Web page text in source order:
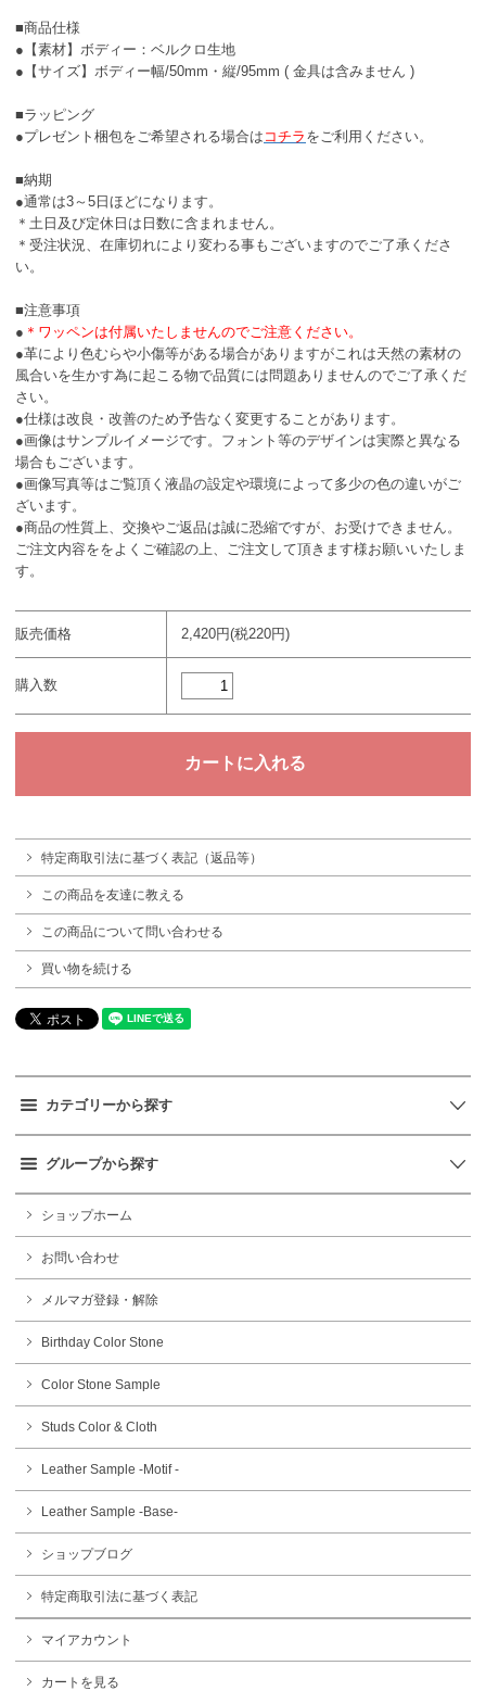
■商品仕様
●【素材】ボディー：ベルクロ生地
●【サイズ】ボディー幅/50mm・縦/95mm ( 金具は含みません )
■ラッピング
●プレゼント梱包をご希望される場合は コチラ をご利用ください。
■納期
●通常は3～5日ほどになります。
＊土日及び定休日は日数に含まれません。
＊受注状況、在庫切れにより変わる事もございますのでご了承くださ
い。
■注意事項
● ＊ワッペンは付属いたしませんのでご注意ください。
●革により色むらや小傷等がある場合がありますがこれは天然の素材の
風合いを生かす為に起こる物で品質には問題ありませんのでご了承くだ
さい。
●仕様は改良・改善のため予告なく変更することがあります。
●画像はサンプルイメージです。フォント等のデザインは実際と異なる
場合もございます。
●画像写真等はご覧頂く液晶の設定や環境によって多少の色の違いがご
ざいます。
●商品の性質上、交換やご返品は誠に恐縮ですが、お受けできません。
ご注文内容ををよくご確認の上、ご注文して頂きます様お願いいたしま
す。
販売価格 2,420円(税220円)
購入数
特定商取引法に基づく表記（返品等）
この商品を友達に教える
この商品について問い合わせる
買い物を続ける
カテゴリーから探す
グループから探す
ショップホーム
お問い合わせ
メルマガ登録・解除
Birthday Color Stone
Color Stone Sample
Studs Color & Cloth
Leather Sample -Motif -
Leather Sample -Base-
ショップブログ
特定商取引法に基づく表記
マイアカウント
カートを見る